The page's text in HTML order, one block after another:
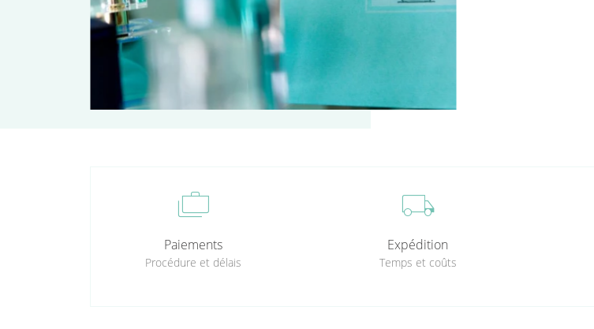
cases
Paiements
Procédure et délais
local_shipping
Expédition
Temps et coûts